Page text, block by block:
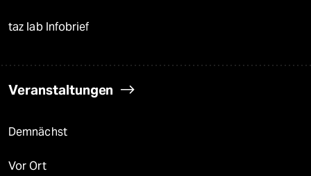
taz lab Infobrief
Veranstaltungen
Demnächst
Vor Ort